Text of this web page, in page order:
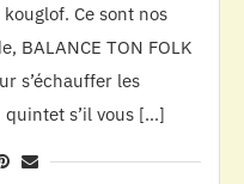
Ce sont nos
BALANCE TON FOLK
s’échauffer les
quintet s’il vous […]